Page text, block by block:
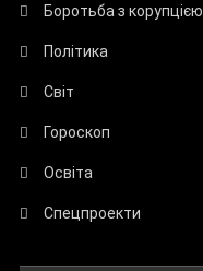
Боротьба з корупцією
Політика
Світ
Гороскоп
Освіта
Спецпроекти